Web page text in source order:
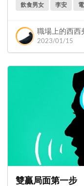
飲食男女 李安
職場上的西西
2023/01/15
雙贏局面第一步